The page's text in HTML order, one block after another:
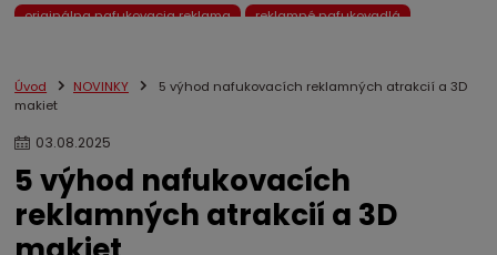
originálna nafukovacia reklama
reklamné nafukovadlá
ROI nafukovacej reklamy
koľko zarobí jeden event?
Úvod NOVINKY
5 výhod nafukovacích reklamných atrakcií a 3D
makiet
03.08.2025
5 výhod nafukovacích
reklamných atrakcií a 3D